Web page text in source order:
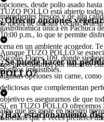
opciones, desde pollo asado
ingredientes frescos y de alta
gastronómica única en Pachuca
TUZO POLLO está abierto todos
lo mejor de nuestra cocina.
10:00 p.m., lo que te permite
cena en un ambiente acogedor.
Nicolás Flores 109, donde
platillos irresistibles.
¿Ofrecen opciones
Aunque TUZO POLLO se
nos preocupamos por nuestros
algunas opciones sin carne,
deliciosas que complementan
objetivo es asegurarnos de que
algo que les guste en nuestro
¿Se puede hacer un
POLLO?
Sí, en TUZO POLLO ofrecemos
Sabemos que a veces prefieres
¿Hay estacionamiento